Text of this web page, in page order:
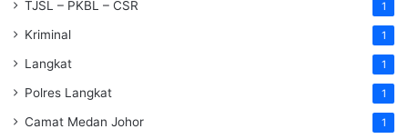
TJSL – PKBL – CSR 1
Kriminal 1
Langkat 1
Polres Langkat 1
Camat Medan Johor 1